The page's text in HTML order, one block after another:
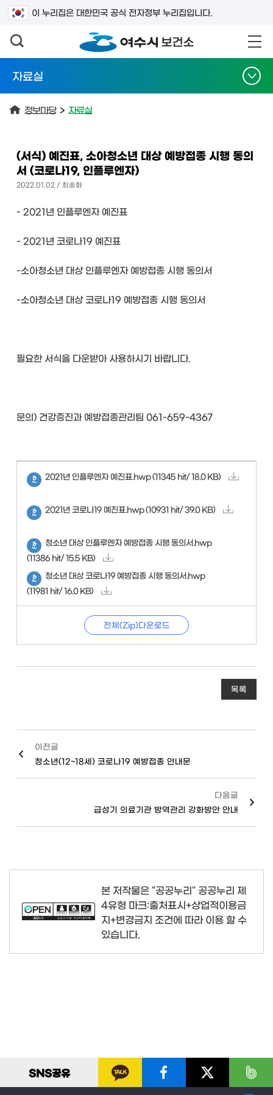
이 누리집은 대한민국 공식 전자정부 누리집입니다.
검색어를 입력하세요
자료실
정보마당 > 자료실
(서식) 예진표, 소아청소년 대상 예방접종 시행 동의
서 (코로나19, 인플루엔자)
2022.01.02 / 최송화
- 2021년 인플루엔자 예진표
- 2021년 코로나19 예진표
-소아청소년 대상 인플루엔자 예방접종 시행 동의서
-소아청소년 대상 코로나19 예방접종 시행 동의서
필요한 서식을 다운받아 사용하시기 바랍니다.
문의) 건강증진과 예방접종관리팀 061-659-4367
2021년 인플루엔자 예진표.hwp (11345 hit/ 18.0 KB)
2021년 코로나19 예진표.hwp (10931 hit/ 39.0 KB)
청소년 대상 인플루엔자 예방접종 시행 동의서.hwp
(11386 hit/ 15.5 KB)
청소년 대상 코로나19 예방접종 시행 동의서.hwp
(11981 hit/ 16.0 KB)
전체(Zip)다운로드
목록
이전글
청소년(12~18세) 코로나19 예방접종 안내문
다음글
급성기 의료기관 방역관리 강화방안 안내
본 저작물은 "공공누리" 공공누리 제
4유형 마크:출처표시+상업적이용금
지+변경금지 조건에 따라 이용 할 수
있습니다.
SNS공유